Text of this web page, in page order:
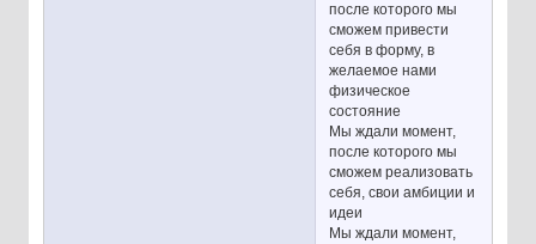
после которого мы
сможем привести
себя в форму, в
желаемое нами
физическое
состояние
Мы ждали момент,
после которого мы
сможем реализовать
себя, свои амбиции и
идеи
Мы ждали момент,